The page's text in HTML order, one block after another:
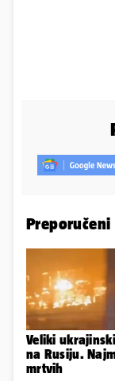
Preporučeni
Veliki
na Rusiju.
mrtvih